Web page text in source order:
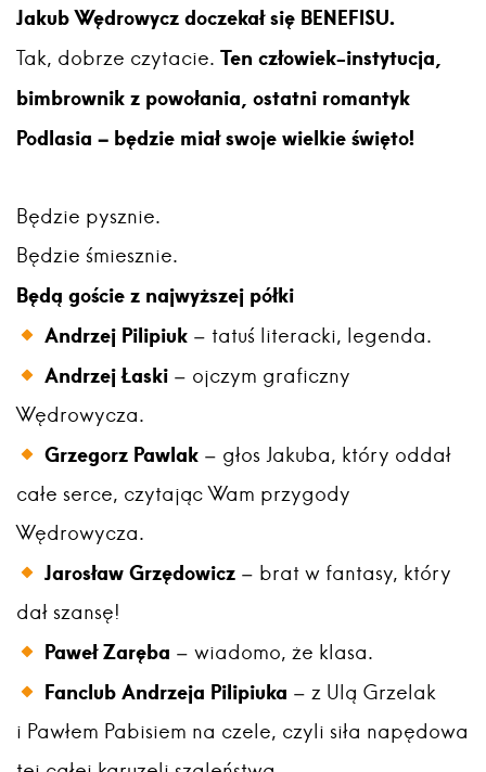
Jakub Wędrowycz doczekał się BENEFISU.
Tak, dobrze czytacie. Ten człowiek-instytucja,
bimbrownik z powołania, ostatni romantyk
Podlasia – będzie miał swoje wielkie święto!
Będzie pysznie.
Będzie śmiesznie.
Będą goście z najwyższej półki
Andrzej Pilipiuk– tatuś literacki, legenda.
Andrzej Łaski– ojczym graficzny
Wędrowycza.
Grzegorz Pawlak– głos Jakuba, który oddał
całe serce, czytając Wam przygody
Wędrowycza.
Jarosław Grzędowicz– brat w fantasy, który
dał szansę!
Paweł Zaręba – wiadomo, że klasa.
Fanclub Andrzeja Pilipiuka – z Ulą Grzelak
i Pawłem Pabisiem na czele, czyli siła napędowa